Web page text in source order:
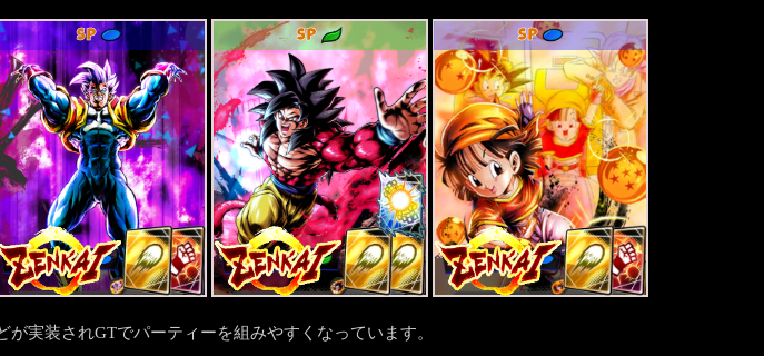
SP SP SP
実装されGTでパーティーを組みやすくなっています。